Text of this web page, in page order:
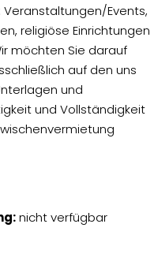
Events,
religiöse Einrichtungen
möchten Sie darauf
auf den uns
und
und Vollständigkeit
nicht verfügbar